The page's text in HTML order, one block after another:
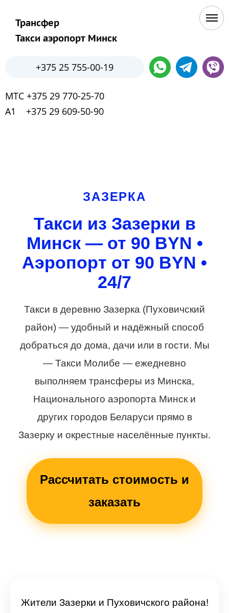
Трансфер
Такси аэропорт Минск
+375 25 755-00-19
МТС +375 29 770-25-70
А1 +375 29 609-50-90
ЗАЗЕРКА
Такси из Зазерки в
Минск — от 90 BYN •
Аэропорт от 90 BYN •
24/7
Такси в деревню Зазерка (Пуховичский
район) — удобный и надёжный способ
добраться до дома, дачи или в гости. Мы
— Такси Молибе — ежедневно
выполняем трансферы из Минска,
Национального аэропорта Минск и
других городов Беларуси прямо в
Зазерку и окрестные населённые пункты.
Рассчитать стоимость и
заказать
Жители Зазерки и Пуховичского района!